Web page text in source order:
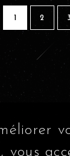
1 2 3
vous